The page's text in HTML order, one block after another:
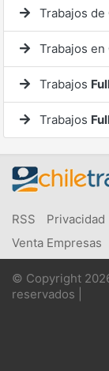
Trabajos de
Trabajos en
Trabajos
Trabajos
RSS Privacidad
Venta Empresas
© Copyright
reservados |